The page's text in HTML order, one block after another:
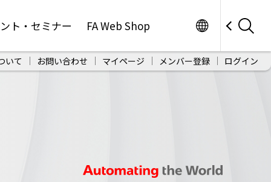
ト・セミナー FA Web Shop
いて お問い合わせ マイページ メンバー登録 ログイン